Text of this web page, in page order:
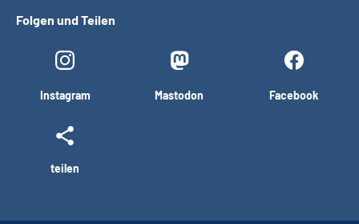
Folgen und Teilen
Instagram Mastodon Facebook
teilen